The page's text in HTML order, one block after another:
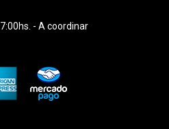
- A coordinar